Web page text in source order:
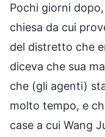
Pochi giorni
chiesa da cui
del distretto che
diceva che sua
che (gli agenti)
molto tempo, e
case a cui Wang